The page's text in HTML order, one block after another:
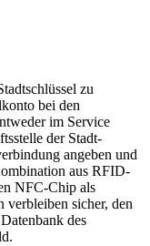
zu
bei den
im Service
der Stadt-
angeben und
aus RFID-
NFC-Chip als
verbleiben sicher, den
des